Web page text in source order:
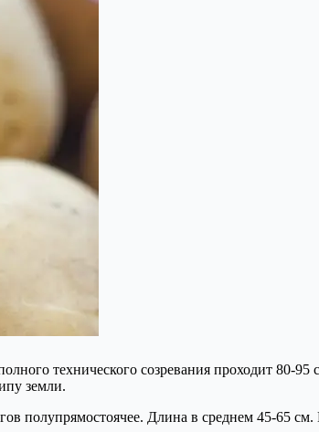
технического созревания проходит 80-
земли.
полупрямостоячее. Длина в среднем 45-65